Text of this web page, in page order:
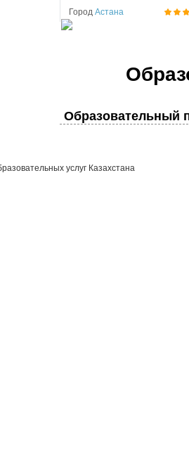
Город Астана
Образовательный
услуг Казахстана